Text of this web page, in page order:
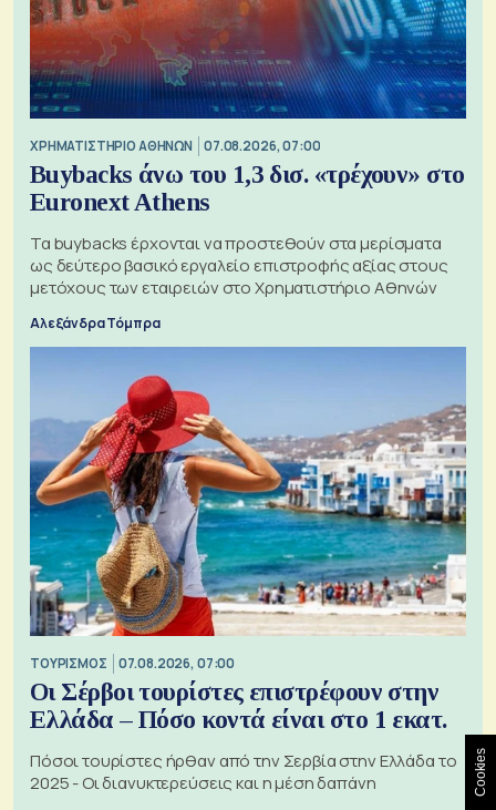
XΡΗΜΑΤΙΣΤΗΡΙΟ ΑΘΗΝΩΝ 07.08.2026, 07:00
Buybacks άνω του 1,3 δισ. «τρέχουν» στο
Euronext Athens
Τα buybacks έρχονται να προστεθούν στα μερίσματα
ως δεύτερο βασικό εργαλείο επιστροφής αξίας στους
μετόχους των εταιρειών στο Χρηματιστήριο Αθηνών
Αλεξάνδρα Τόμπρα
ΤΟΥΡΙΣΜΟΣ 07.08.2026, 07:00
Οι Σέρβοι τουρίστες επιστρέφουν στην
Ελλάδα – Πόσο κοντά είναι στο 1 εκατ.
Πόσοι τουρίστες ήρθαν από την Σερβία στην Ελλάδα το
2025 - Οι διανυκτερεύσεις και η μέση δαπάνη
Cookies